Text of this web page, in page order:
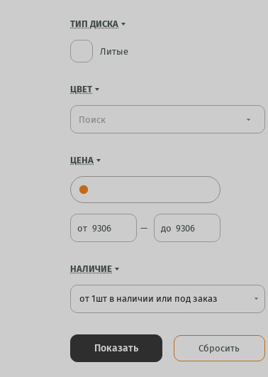
ТИП ДИСКА
Литые
ЦВЕТ
arrow_drop_down
ЦЕНА
от до
НАЛИЧИЕ
от 1шт в наличии или под заказ arrow_drop_down
Показать Сбросить